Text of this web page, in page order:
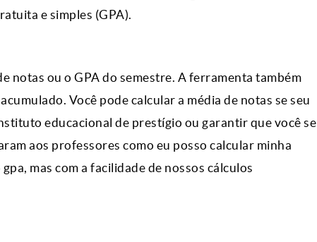
e simples (GPA).
notas ou o GPA do semestre. A ferramenta também
Você pode calcular a média de notas se seu
educacional de prestígio ou garantir que você se
aos professores como eu posso calcular minha
mas com a facilidade de nossos cálculos